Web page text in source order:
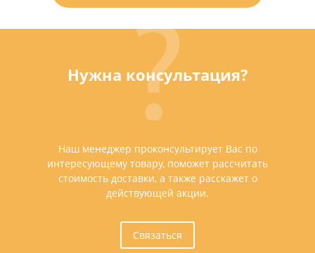
Нужна консультация?
Наш менеджер проконсультирует Вас по
интересующему товару, поможет рассчитать
стоимость доставки, а также расскажет о
действующей акции.
Связаться